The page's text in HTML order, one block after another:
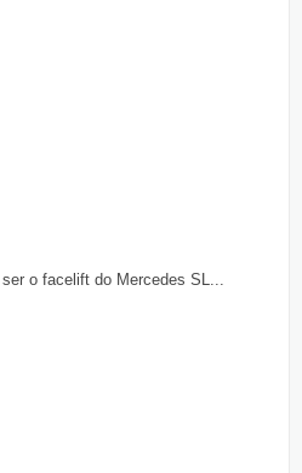
o facelift do Mercedes SL...